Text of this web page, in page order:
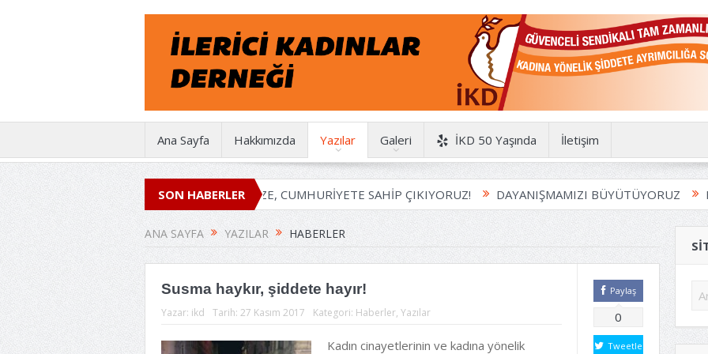
Ana Sayfa Hakkımızda Yazılar Galeri İKD 50 Yaşında İletişim
SON HABERLER
YAŞINDA EMEĞİMİZE, İRADEMİZE, CUMHURİYETE SAHİP ÇIKIYORUZ! DAYANIŞMAMIZI BÜYÜTÜYORUZ HAYDİ
ANA SAYFA YAZILAR HABERLER
Susma haykır, şiddete hayır!
Yazar: ikd Tarih: 27 Kasım 2017 Kategori: Haberler, Yazılar
Kadın cinayetlerinin ve kadına yönelik
Paylaş
0
Tweetle